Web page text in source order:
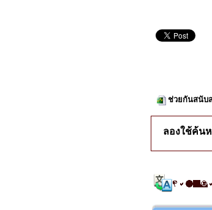
ช่วยกันสนับ
ลองใช้ค้น